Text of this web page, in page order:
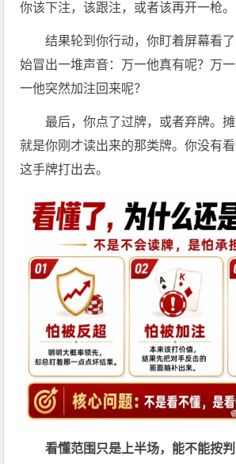
你该下注，该跟注，或者该再开一枪。
结果轮到你行动，你盯着屏幕看
始冒出一堆声音：万一他真有呢？万
一他突然加注回来呢？
最后，你点了过牌，或者弃牌。
就是你刚才读出来的那类牌。你没有
这手牌打出去。
看懂范围只是上半场，能不能按